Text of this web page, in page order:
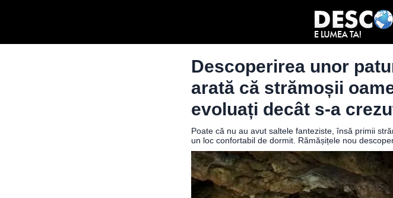
Descoperirea unor
arată că strămoșii
evoluați decât s-a
Poate că nu au avut saltele fanteziste, însă primii
un loc confortabil de dormit. Rămășițele nou